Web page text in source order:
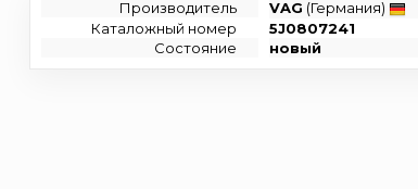
Производитель VAG (Германия)
Каталожный номер
5J0807241
Состояние
новый